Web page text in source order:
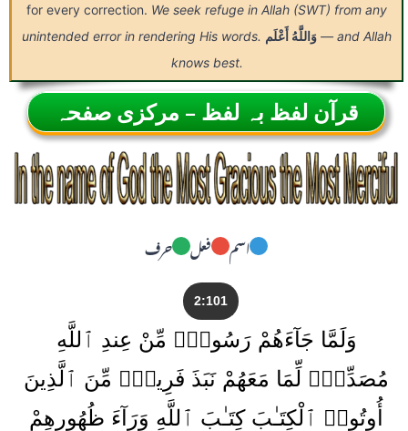
for every correction. We seek refuge in Allah (SWT) from any
unintended error in rendering His words.
وَاللَّهُ أَعْلَم
— and Allah
knows best.
قرآن لفظ بہ لفظ – مرکزی صفحہ
اسم فعل حرف
2:101
وَلَمَّا جَآءَهُمْ رَسُولٌۭ مِّنْ عِندِ ٱللَّهِ
مُصَدِّقٌۭ لِّمَا مَعَهُمْ نَبَذَ فَرِيقٌۭ مِّنَ ٱلَّذِينَ
أُوتُوا۟ ٱلْكِتَـٰبَ كِتَـٰبَ ٱللَّهِ وَرَآءَ ظُهُورِهِمْ